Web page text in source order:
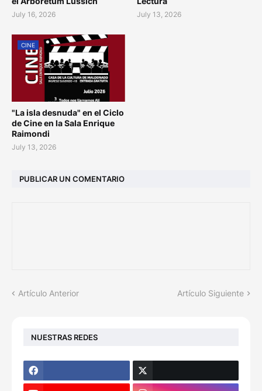
July 16, 2026 July 13, 2026
CINE
"La isla desnuda" en el Ciclo
de Cine en la Sala Enrique
Raimondi
July 13, 2026
PUBLICAR UN COMENTARIO
Artículo Anterior Artículo Siguiente
NUESTRAS REDES